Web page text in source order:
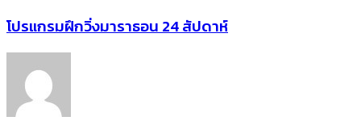
โปรแกรมฝึกวิ่งมาราธอน 24 สัปดาห์